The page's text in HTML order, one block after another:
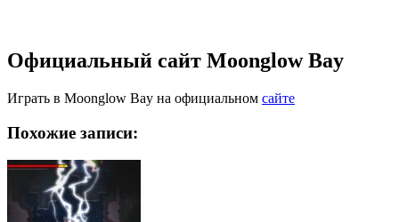
Официальный сайт Moonglow Bay
Играть в Moonglow Bay на официальном сайте
Похожие записи: